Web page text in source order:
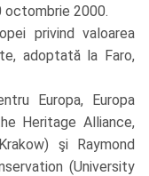
octombrie 2000.
privind valoarea
adoptată la Faro,
Europa, Europa
Heritage Alliance,
şi Raymond
(University